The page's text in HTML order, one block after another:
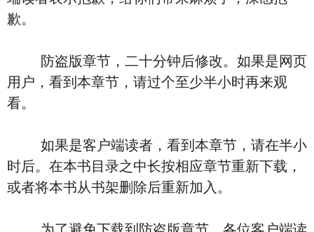
歉。
防盗版章节，二十分钟后修改。如果是网页
用户，看到本章节，请过个至少半小时再来观
看。
如果是客户端读者，看到本章节，请在半小
时后。在本书目录之中长按相应章节重新下载，
或者将本书从书架删除后重新加入。